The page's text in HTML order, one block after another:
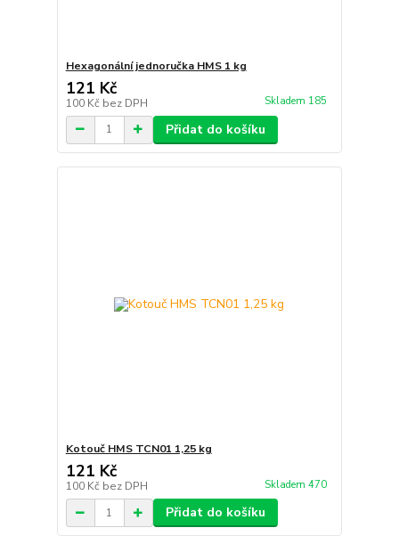
Hexagonální jednoručka HMS 1 kg
121 Kč
100 Kč bez DPH Skladem 185
Přidat do košíku
Kotouč HMS TCN01 1,25 kg
121 Kč
100 Kč bez DPH Skladem 470
Přidat do košíku